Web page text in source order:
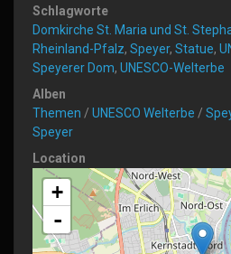
Schlagworte
Domkirche St. Maria und St.
Rheinland-Pfalz, Speyer, Statue,
Speyerer Dom, UNESCO-Welterbe
Alben
Themen / UNESCO Welterbe /
Speyer
Location
+
-